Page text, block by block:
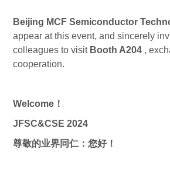
Beijing MCF Semiconductor
appear at this event, and sincerely
colleagues to visit Booth A204 ,
cooperation.
Welcome！
JFSC&CSE 2024
尊敬的业界同仁：您好！